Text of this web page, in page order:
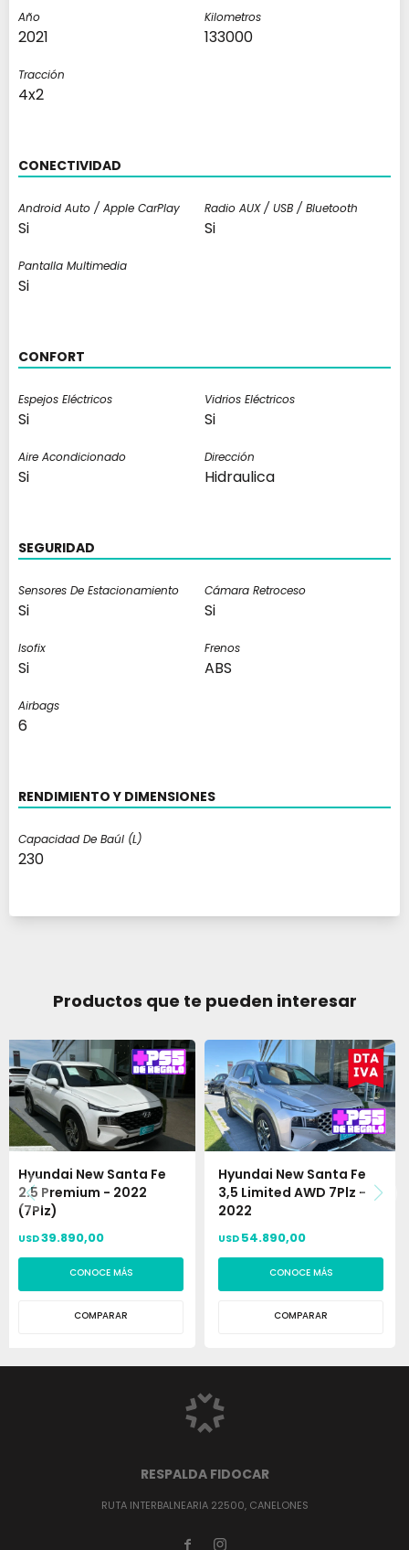
Año
2021
Kilometros
133000
Tracción
4x2
CONECTIVIDAD
Android Auto / Apple CarPlay
Si
Radio AUX / USB / Bluetooth
Si
Pantalla Multimedia
Si
CONFORT
Espejos Eléctricos
Si
Vidrios Eléctricos
Si
Aire Acondicionado
Si
Dirección
Hidraulica
SEGURIDAD
Sensores De Estacionamiento
Si
Cámara Retroceso
Si
Isofix
Si
Frenos
ABS
Airbags
6
RENDIMIENTO Y DIMENSIONES
Capacidad De Baúl (l)
230
Productos que te pueden interesar
Hyundai New Santa Fe
2.5 Premium - 2022
(7Plz)
USD39.890,00
CONOCE MÁS
COMPARAR
Hyundai New Santa Fe
3,5 Limited AWD 7Plz -
2022
USD 54.890,00
CONOCE MÁS
COMPARAR
RESPALDA FIDOCAR
RUTA INTERBALNEARIA 22500, CANELONES
 